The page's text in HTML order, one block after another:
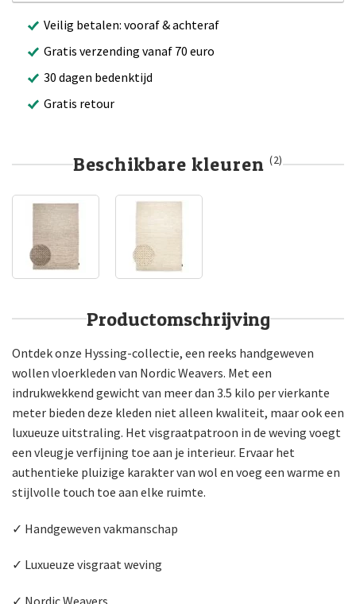
Veilig betalen: vooraf & achteraf
Gratis verzending vanaf 70 euro
30 dagen bedenktijd
Gratis retour
Beschikbare kleuren (2)
Productomschrijving
Ontdek onze Hyssing-collectie, een reeks handgeweven
wollen vloerkleden van Nordic Weavers. Met een
indrukwekkend gewicht van meer dan 3.5 kilo per vierkante
meter bieden deze kleden niet alleen kwaliteit, maar ook een
luxueuze uitstraling. Het visgraatpatroon in de weving voegt
een vleugje verfijning toe aan je interieur. Ervaar het
authentieke pluizige karakter van wol en voeg een warme en
stijlvolle touch toe aan elke ruimte.
✓ Handgeweven vakmanschap
✓ Luxueuze visgraat weving